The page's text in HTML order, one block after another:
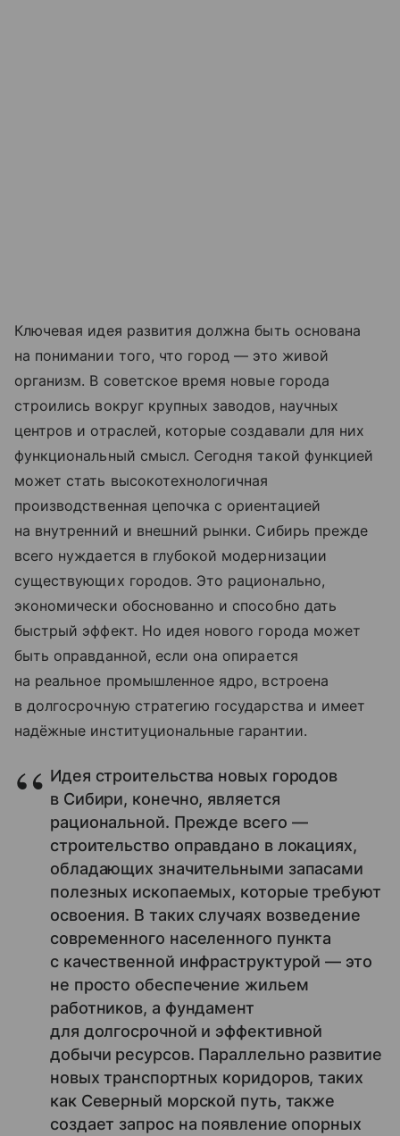
Ключевая идея развития должна быть основана
на понимании того, что город — это живой
организм. В советское время новые города
строились вокруг крупных заводов, научных
центров и отраслей, которые создавали для них
функциональный смысл. Сегодня такой функцией
может стать высокотехнологичная
производственная цепочка с ориентацией
на внутренний и внешний рынки. Сибирь прежде
всего нуждается в глубокой модернизации
существующих городов. Это рационально,
экономически обоснованно и способно дать
быстрый эффект. Но идея нового города может
быть оправданной, если она опирается
на реальное промышленное ядро, встроена
в долгосрочную стратегию государства и имеет
надёжные институциональные гарантии.
Идея строительства новых городов
в Сибири, конечно, является
рациональной. Прежде всего —
строительство оправдано в локациях,
обладающих значительными запасами
полезных ископаемых, которые требуют
освоения. В таких случаях возведение
современного населенного пункта
с качественной инфраструктурой — это
не просто обеспечение жильем
работников, а фундамент
для долгосрочной и эффективной
добычи ресурсов. Параллельно развитие
новых транспортных коридоров, таких
как Северный морской путь, также
создает запрос на появление опорных